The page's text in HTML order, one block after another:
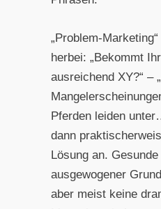
„Problem-
herbei: „Bekommt
ausreichend XY?“ –
Pferden leiden
dann
Lösung an.
ausgewogener
aber meist keine